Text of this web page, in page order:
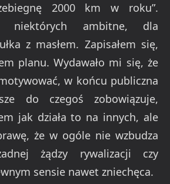
2000 km w roku”.
niektórych ambitne, dla
z masłem. Zapisałem się,
planu. Wydawało mi się, że
w końcu publiczna
do czegoś zobowiązuje,
jak działa to na innych, ale
że w ogóle nie wzbudza
żądzy rywalizacji czy
sensie nawet zniechęca.